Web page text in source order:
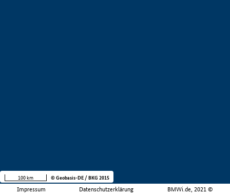
Impressum Datenschutzerklärung BMWi.de, 2021 ©
100 km © Geobasis-DE / BKG 2015